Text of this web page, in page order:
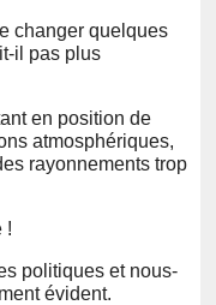
changer quelques
il pas plus
en position de
atmosphériques,
rayonnements trop
!
politiques et nous-
évident.